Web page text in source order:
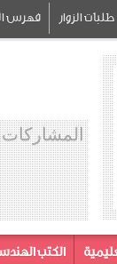
طلبات الزوار فهرس
المشاركات
الكتب